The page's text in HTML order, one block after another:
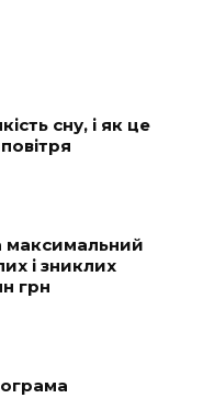
сну, і як це
максимальний
і зниклих
грн